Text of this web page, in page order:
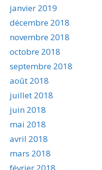
janvier 2019
décembre 2018
novembre 2018
octobre 2018
septembre 2018
août 2018
juillet 2018
juin 2018
mai 2018
avril 2018
mars 2018